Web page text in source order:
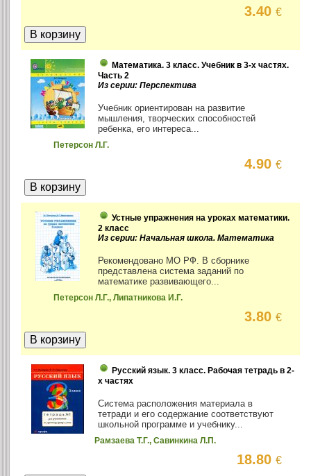
3.40€
Математика. 3 класс. Учебник в 3-х частях.
Часть 2
Из серии: Перспектива
Учебник ориентирован на развитие
мышления, творческих способностей
ребенка, его интереса...
Петерсон Л.Г.
4.90€
Устные упражнения на уроках математики.
2 класс
Из серии: Начальная школа. Математика
Рекомендовано МО РФ. В сборнике
представлена система заданий по
математике развивающего...
Петерсон Л.Г., Липатникова И.Г.
3.80€
Русский язык. 3 класс. Рабочая тетрадь в 2-
х частях
Система расположения материала в
тетради и его содержание соответствуют
школьной программе и учебнику...
Рамзаева Т.Г., Савинкина Л.П.
18.80€